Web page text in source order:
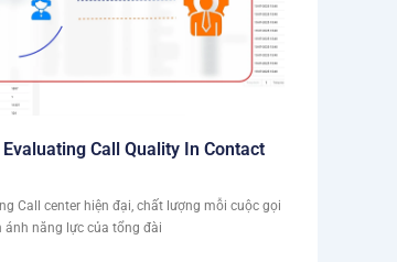
Call Quality In Contact
Call center hiện đại, chất lượng mỗi cuộc gọi
ánh năng lực của tổng đài